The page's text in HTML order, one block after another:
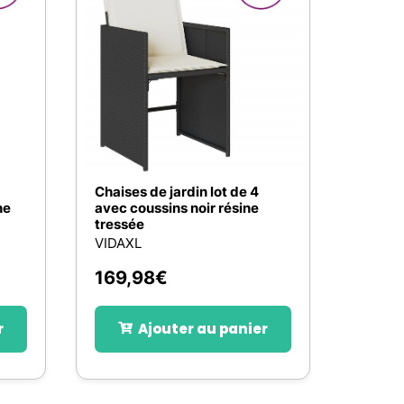
Découvrez nos marques
Nos marques de la nature
Ventes éphémères de plantes
Nos marques de la nature
Mon potager
Chaises de jardin lot de 4
avec coussins noir résine
tressée
VIDAXL
169,98€
Ajouter au panier